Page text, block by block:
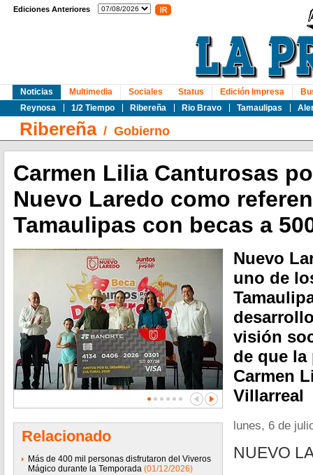
Ediciones Anteriores
Noticias
Reynosa
1/2 Tiempo Ribereña Rio Bravo Tamaulipas
Multimedia Sociales Status Edición Impresa
Ribereña/ Gobierno
Carmen Lilia Canturosas
Nuevo Laredo como
Tamaulipas con becas a
Relacionado
Más de 400 mil personas disfrutaron del Viveros
Mágico durante la Temporada (01/12/2026)
Nuevo
uno de
visión
de que
Carmen
Villarreal
lunes, 6 de
NUEVO